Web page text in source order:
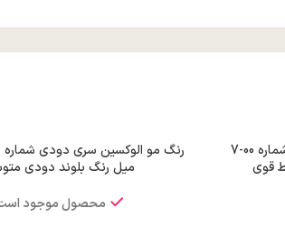
رنگ مو الوکسین سری طبیعی قوی شماره 00-7
میل رنگ بلوند دودی
محصول موجود